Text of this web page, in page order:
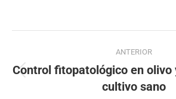
Navegación
entre
ANTERIOR
Entrada
anterior:
Control fitopatológico en olivo
cultivo sano